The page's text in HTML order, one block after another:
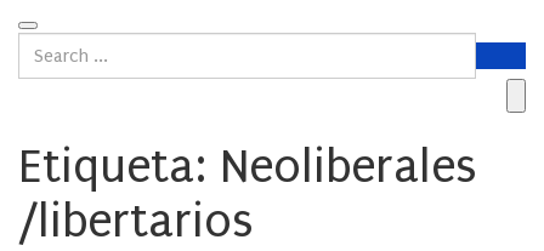
Etiqueta: Neoliberales
/libertarios